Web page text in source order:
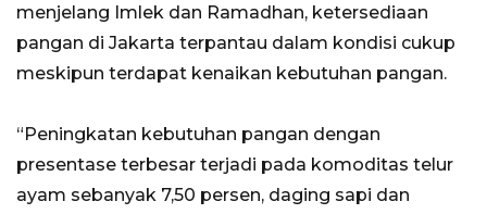
menjelang Imlek dan Ramadhan, ketersediaan
pangan di Jakarta terpantau dalam kondisi cukup
meskipun terdapat kenaikan kebutuhan pangan.
“Peningkatan kebutuhan pangan dengan
presentase terbesar terjadi pada komoditas telur
ayam sebanyak 7,50 persen, daging sapi dan